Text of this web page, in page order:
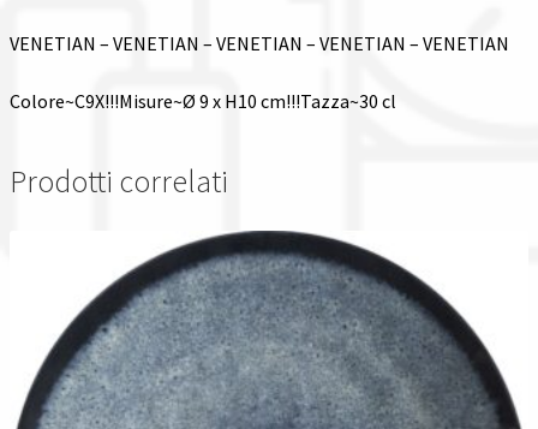
VENETIAN – VENETIAN – VENETIAN – VENETIAN – VENETIAN
Colore~C9X!!!Misure~Ø 9 x H10 cm!!!Tazza~30 cl
Prodotti correlati